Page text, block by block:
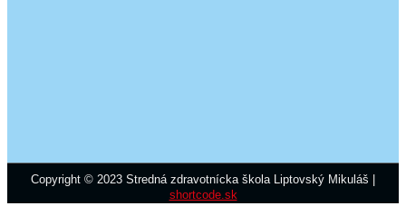
Copyright © 2023 Stredná zdravotnícka škola Liptovský Mikuláš |
shortcode.sk